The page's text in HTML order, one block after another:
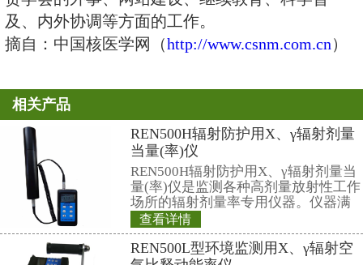
川（交大新华）、李彪（交大瑞金
大胸科）、赵晋华（交大市一）、
书，交大市六）。
随后新当选的主任委员黄钢教
核医学分会的工作思路和正副主
工。新一届班子的初步分工是黄
学会的整体工作，协调各方关系